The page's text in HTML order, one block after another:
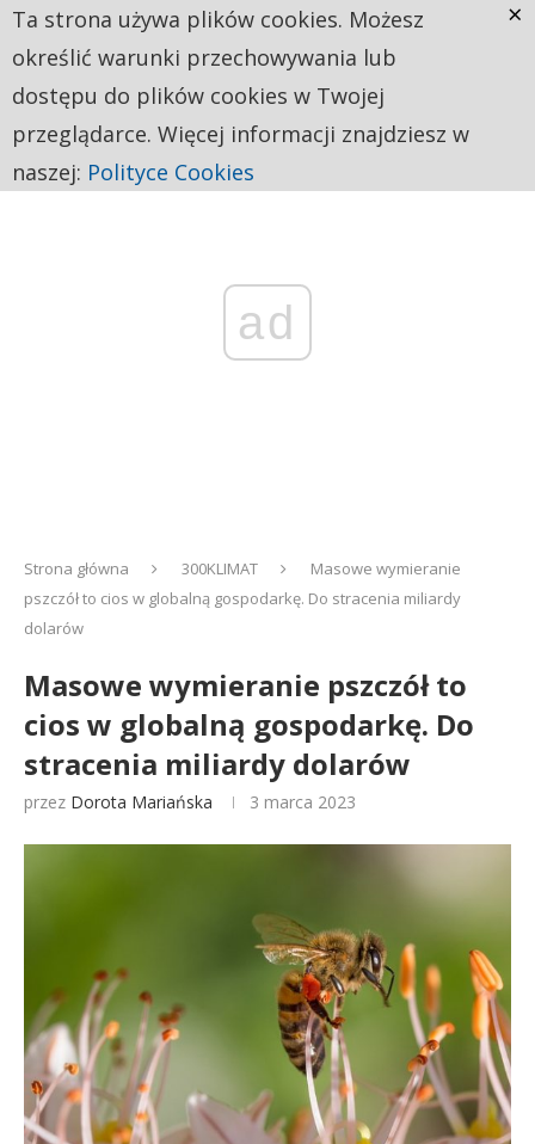
ad
Strona główna 300KLIMAT
Masowe wymieranie
pszczół to cios w globalną gospodarkę. Do stracenia miliardy
dolarów
Masowe wymieranie pszczół to
cios w globalną gospodarkę. Do
stracenia miliardy dolarów
przez Dorota Mariańska 3 marca 2023
Ta strona używa plików cookies. Możesz
określić warunki przechowywania lub
dostępu do plików cookies w Twojej
przeglądarce. Więcej informacji znajdziesz w
naszej: Polityce Cookies
×